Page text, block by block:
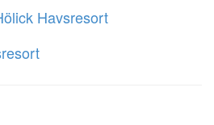
Havsresort